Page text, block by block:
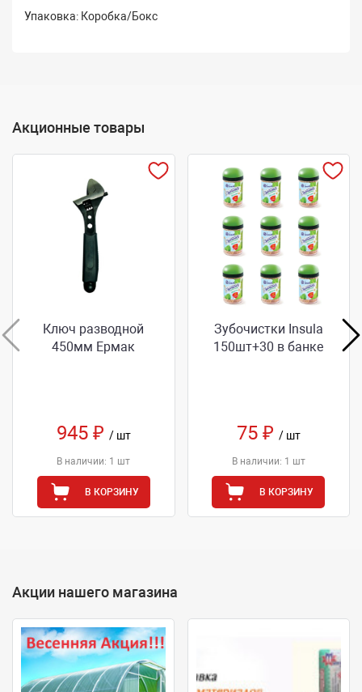
Упаковка: Коробка/Бокс
Акционные товары
Ключ разводной
450мм Ермак
945 ₽ / шт
В наличии: 1 шт
В КОРЗИНУ
Зубочистки Insula
150шт+30 в банке
75 ₽ / шт
В наличии: 1 шт
В КОРЗИНУ
Акции нашего магазина